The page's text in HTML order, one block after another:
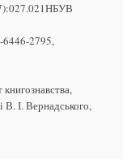
6446-2795,
книгознавства,
В. І. Вернадського,